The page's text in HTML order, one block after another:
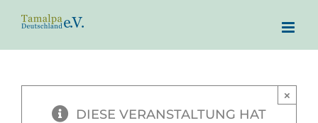
Inhalt
springen
DIESE VERANSTALTUNG HAT
×